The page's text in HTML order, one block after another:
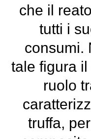
che il
tutti i
consumi.
tale figura
ruolo
truffa,